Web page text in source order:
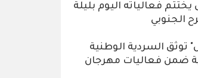
فعالياته اليوم بليلة
الجنوبي
توثق السردية الوطنية
ضمن فعاليات مهرجان